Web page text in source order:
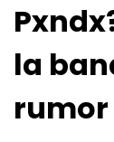
la
rumor